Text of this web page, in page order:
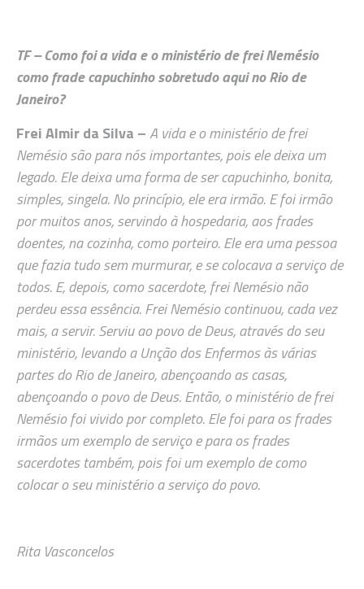
TF – Como foi a vida e o ministério de frei Nemésio
como frade capuchinho sobretudo aqui no Rio de
Janeiro?
Frei Almir da Silva –A vida e o ministério de frei
Nemésio são para nós importantes, pois ele deixa um
legado. Ele deixa uma forma de ser capuchinho, bonita,
simples, singela. No princípio, ele era irmão. E foi irmão
por muitos anos, servindo à hospedaria, aos frades
doentes, na cozinha, como porteiro. Ele era uma pessoa
que fazia tudo sem murmurar, e se colocava a serviço de
todos. E, depois, como sacerdote, frei Nemésio não
perdeu essa essência. Frei Nemésio continuou, cada vez
mais, a servir. Serviu ao povo de Deus, através do seu
ministério, levando a Unção dos Enfermos às várias
partes do Rio de Janeiro, abençoando as casas,
abençoando o povo de Deus. Então, o ministério de frei
Nemésio foi vivido por completo. Ele foi para os frades
irmãos um exemplo de serviço e para os frades
sacerdotes também, pois foi um exemplo de como
colocar o seu ministério a serviço do povo.
Rita Vasconcelos